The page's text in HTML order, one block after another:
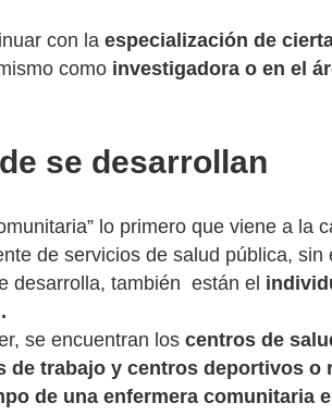
con la especialización de
como investigadora o en el
se desarrollan
lo primero que viene a la
de servicios de salud pública, sin
desarrolla, también están el
se encuentran los centros de
de trabajo y centros deportivos o
de una enfermera comunitaria